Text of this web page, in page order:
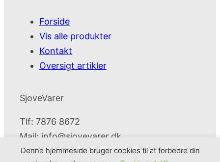
Forside
Vis alle produkter
Kontakt
Oversigt artikler
SjoveVarer
Tlf: 7876 8672
Mail: info@sjovevarer.dk
Denne hjemmeside bruger cookies til at forbedre din